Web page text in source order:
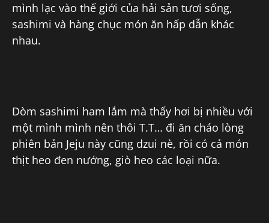
mình lạc vào thế giới của hải sản tươi sống,
sashimi và hàng chục món ăn hấp dẫn khác
nhau.
Dòm sashimi ham lắm mà thấy hơi bị nhiều với
một mình mình nên thôi T.T… đi ăn cháo lòng
phiên bản Jeju này cũng dzui nè, rồi có cả món
thịt heo đen nướng, giò heo các loại nữa.